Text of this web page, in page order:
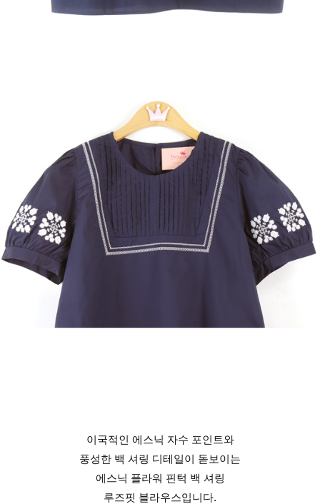
이국적인 에스닉 자수 포인트와
풍성한 백 셔링 디테일이 돋보이는
에스닉 플라워 핀턱 백 셔링
루즈핏 블라우스입니다.